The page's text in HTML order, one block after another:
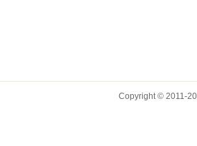
Copyright © 2011-